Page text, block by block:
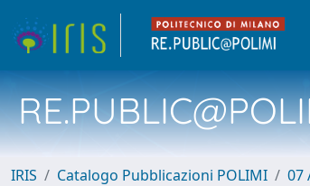
IRIS Catalogo Pubblicazioni POLIMI 07